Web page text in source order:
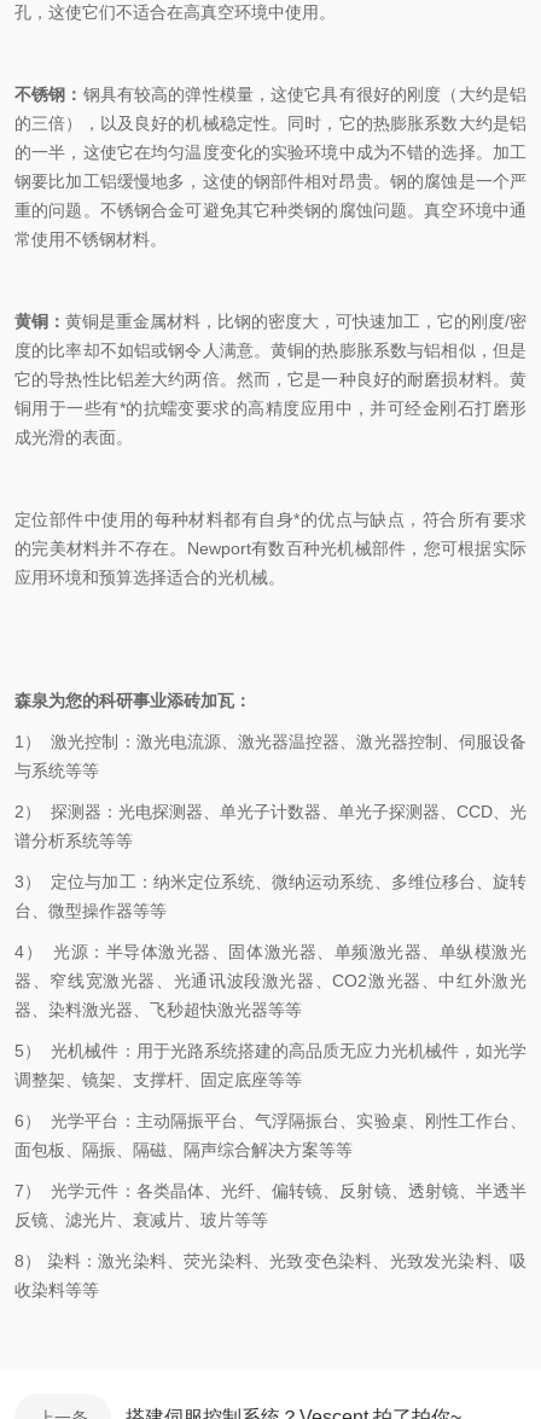
孔，这使它们不适合在高真空环境中使用。
不锈钢： 钢具有较高的弹性模量，这使它具有很好的刚度（大约是铝
的三倍），以及良好的机械稳定性。
同时，它的热膨胀系数大约是铝
的一半，这使它在均匀温度变化的实验环境中成为不错的选择。加工
钢要比加工铝缓慢地多，这使的钢部件相对昂贵。钢的腐蚀是一个严
重的问题。不锈钢合金可避免其它种类钢的腐蚀问题。真空环境中通
常使用不锈钢材料。
黄铜： 黄铜是重金属材料，比钢的密度大，可快速加工，它的刚度/密
度的比率却不如铝或钢令人满意。黄铜的热膨胀系数与铝相似，但是
它的导热性比铝差大约两倍。然而，它是一种良好的耐磨损材料。黄
铜用于一些有*的抗蠕变要求的高精度应用中，并可经金刚石打磨形
成光滑的表面。
定位部件中使用的每种材料都有自身*的优点与缺点，符合所有要求
的完美材料并不存在。 Newport有数百种光机械部件，您可根据实际
应用环境和预算选择适合的光机械。
森泉为您的科研事业添砖加瓦：
1 ）
激光控制：激光电流源、激光器温控器、激光器控制、伺服设备
与系统等等
2） 探测器：光电探测器、单光子计数器、单光子探测器、 CCD 、光
谱分析系统等等
3）
定位与加工：纳米定位系统、微纳运动系统、多维位移台、旋转
台、微型操作器等等
4）
光源：半导体激光器、固体激光器、单频激光器、单纵模激光
器、窄线宽激光器、光通讯波段激光器、CO2激光器、中红外激光
器、染料激光器、飞秒超快激光器等等
5）
光机械件：用于光路系统搭建的高品质无应力光机械件，如光学
调整架、镜架、支撑杆、固定底座等等
6）
光学平台：主动隔振平台、气浮隔振台、实验桌、刚性工作台、
面包板、隔振、隔磁、隔声综合解决方案等等
7）
光学元件：各类晶体、光纤、偏转镜、反射镜、透射镜、半透半
反镜、滤光片、衰减片、玻片等等
8）
染料：激光染料、荧光染料、光致变色染料、光致发光染料、吸
收染料等等